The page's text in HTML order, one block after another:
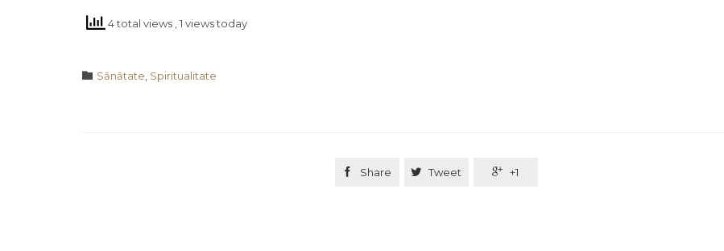
4 total views , 1 views today
 Category
Sănătate, Spiritualitate
 Share  Tweet  +1